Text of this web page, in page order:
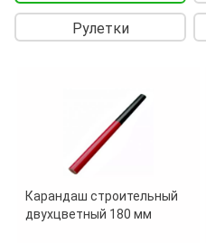
Рулетки
Карандаш строительный
двухцветный 180 мм